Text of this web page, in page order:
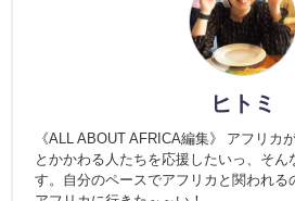
ヒトミ
《ALL ABOUT AFRICA編集》 アフリカ
とかかわる人たちを応援したいっ、そん
す。自分のペースでアフリカと関われる